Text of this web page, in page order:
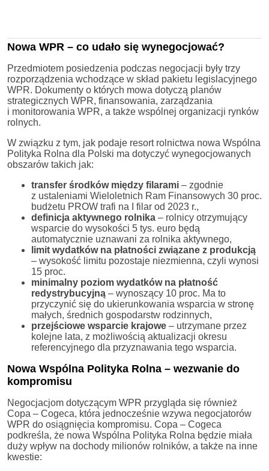
Nowa WPR – co udało się wynegocjować?
Przedmiotem posiedzenia podczas negocjacji były trzy
rozporządzenia wchodzące w skład pakietu legislacyjnego
WPR. Dokumenty o których mowa dotyczą planów
strategicznych WPR, finansowania, zarządzania
i monitorowania WPR, a także wspólnej organizacji rynków
rolnych.
W związku z tym, jak podaje resort rolnictwa nowa Wspólna
Polityka Rolna dla Polski ma dotyczyć wynegocjowanych
obszarów takich jak:
transfer środków między filarami – zgodnie
z ustaleniami Wieloletnich Ram Finansowych 30 proc.
budżetu PROW trafi na I filar od 2023 r.,
definicja aktywnego rolnika – rolnicy otrzymujący
wsparcie do wysokości 5 tys. euro będą
automatycznie uznawani za rolnika aktywnego,
limit wydatków na płatności związane z produkcją
– wysokość limitu pozostaje niezmienna, czyli wynosi
15 proc.
minimalny poziom wydatków na płatność
redystrybucyjną – wynoszący 10 proc. Ma to
przyczynić się do ukierunkowania wsparcia w stronę
małych, średnich gospodarstw rodzinnych,
przejściowe wsparcie krajowe – utrzymane przez
kolejne lata, z możliwością aktualizacji okresu
referencyjnego dla przyznawania tego wsparcia.
Nowa Wspólna Polityka Rolna – wezwanie do
kompromisu
Negocjacjom dotyczącym WPR przygląda się również
Copa – Cogeca, która jednocześnie wzywa negocjatorów
WPR do osiągnięcia kompromisu. Copa – Cogeca
podkreśla, że nowa Wspólna Polityka Rolna będzie miała
duży wpływ na dochody milionów rolników, a także na inne
kwestie: